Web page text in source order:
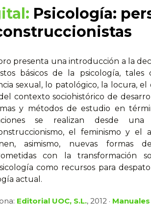
Psicología:
presenta una introducción a la
básicos de la psicología,
sexual, lo patológico, la locura,
contexto sociohistórico de
y métodos de estudio en
se realizan desde
el feminismo y el
asimismo, nuevas formas
con la transformación
como recursos para
actual.
Editorial UOC, S.L., 2012 · Manuales